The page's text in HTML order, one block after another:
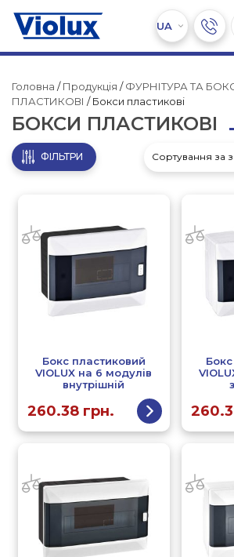
Головна /Продукція /ФУРНІТУРА ТА
ПЛАСТИКОВІ / Бокси пластикові
БОКСИ ПЛАСТИКОВІ
ФІЛЬТРИ
Бокс пластиковий
VIOLUX на 6 модулів
внутрішній
260.38 грн.